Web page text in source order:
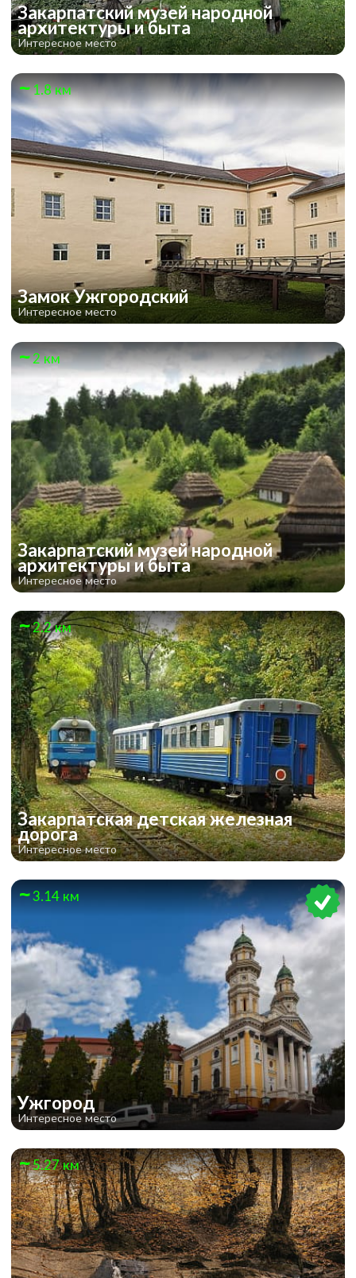
Закарпатский музей народной
архитектуры и быта
Интересное место
1.8 км
Замок Ужгородский
Интересное место
2 км
Закарпатский музей народной
архитектуры и быта
Интересное место
2.2 км
Закарпатская детская железная
дорога
Интересное место
3.14 км
Ужгород
Интересное место
5.27 км